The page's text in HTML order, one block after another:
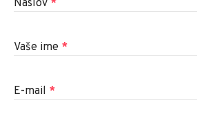
Naslov *
Vaše ime *
E-mail *